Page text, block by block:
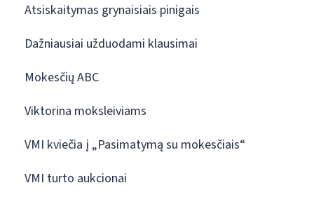
Atsiskaitymas grynaisiais pinigais
Dažniausiai užduodami klausimai
Mokesčių ABC
Viktorina moksleiviams
VMI kviečia į „Pasimatymą su mokesčiais“
VMI turto aukcionai